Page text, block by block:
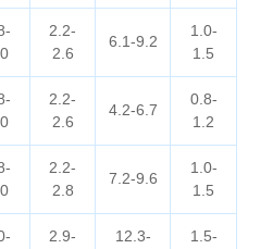
2.2-
2.6
6.1-9.2
1.0-
1.5
2.2-
2.6
4.2-6.7
0.8-
1.2
2.2-
2.8
7.2-9.6
1.0-
1.5
2.9-
12.3-
1.5-